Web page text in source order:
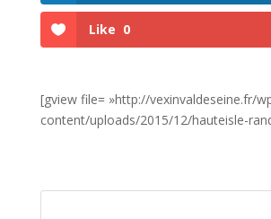
Like 0
[gview file= »http://vexinvaldeseine.fr/
content/uploads/2015/12/hauteisle-